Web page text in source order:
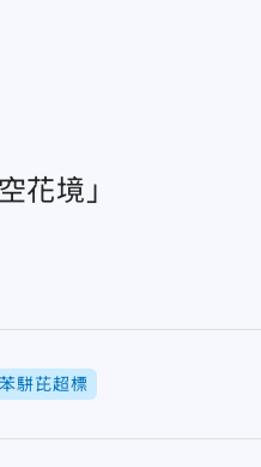
花境」
苯駢芘超標